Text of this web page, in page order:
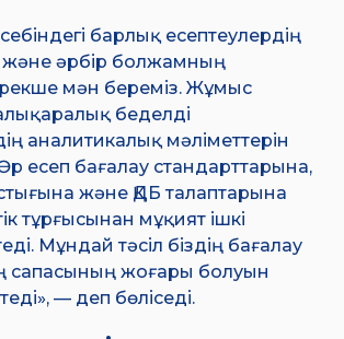
барлық есептеулердің
әрбір болжамның
ерекше мән береміз. Жұмыс
беделді
аналитикалық мәліметтерін
есеп бағалау стандарттарына,
және ҚДБ талаптарына
тұрғысынан мұқият ішкі
Мұндай тәсіл біздің бағалау
сапасының жоғары болуын
— деп бөліседі.